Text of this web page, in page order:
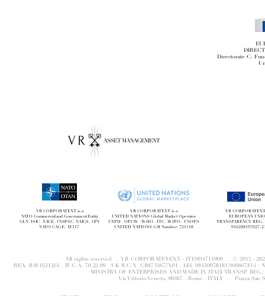
Directorate C:
VR CORPORATEXT is a
NATO Commercial and Government Entity
GLN . ISIC . NACE . UNSPSC . NAICS . CPV
NATO CAGE: AT117
VR CORPORATEXT is a
UNITED NATIONS Global Market Operator
UNPD . OPCW . WHO . ITC . WIPO . UNOPS
UNITED NATIONS GM Number: 721118
VR
EUROPEAN
TRANSPARENCY REG.
916298197927-
All rights reserved . VR CORPORATENEXT - IT15894711009 . © 2015 -
REA: RM-1621261 . IT C.A. 70.22.09 . UK R.C.N. CB8733877X01 . LEI: 9845007B1EC960867F14
MINISTRY OF ENTERPRISES AND MADE IN ITALY TRANSP.
Via Vittorio Veneto, 00187 - Rome . ITALY . Piazza San